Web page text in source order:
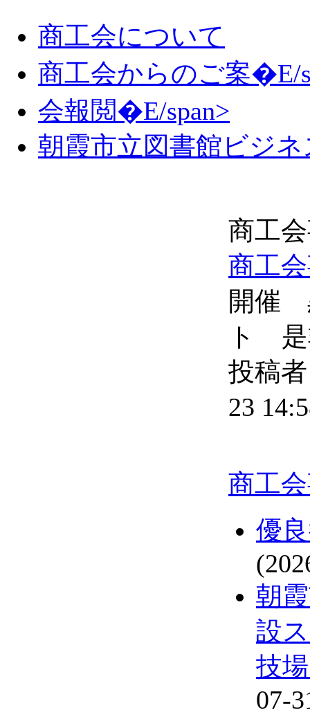
商工会について
商工会からのご案�E/
会報閲�E/span>
朝霞市立図書館ビジ
商工
商工
開催
ト 是
投稿
23
商工
優
朝
設
技
07-